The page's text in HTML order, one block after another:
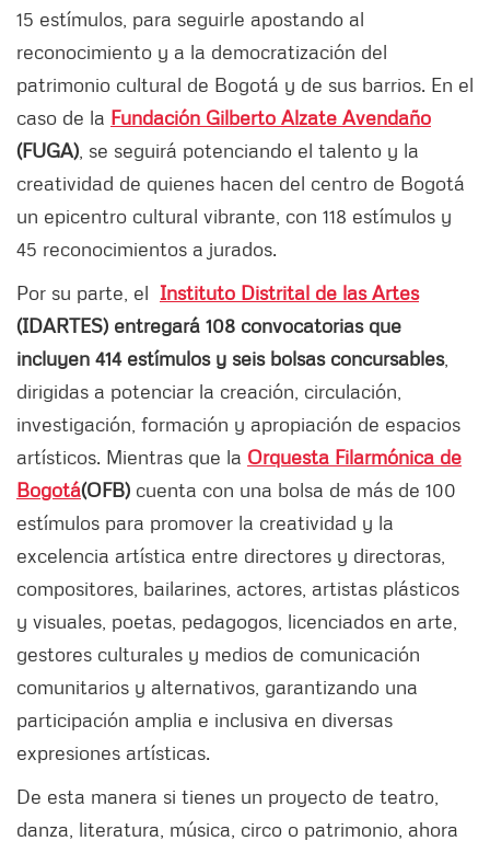
15 estímulos, para seguirle apostando al
reconocimiento y a la democratización del
patrimonio cultural de Bogotá y de sus barrios. En el
caso de la Fundación Gilberto Alzate Avendaño
(FUGA) , se seguirá potenciando el talento y la
creatividad de quienes hacen del centro de Bogotá
un epicentro cultural vibrante, con 118 estímulos y
45 reconocimientos a jurados.
Por su parte, el Instituto Distrital de las Artes
(IDARTES) entregará 108 convocatorias que
incluyen 414 estímulos y seis bolsas concursables,
dirigidas a potenciar la creación, circulación,
investigación, formación y apropiación de espacios
artísticos. Mientras que la Orquesta Filarmónica de
Bogotá(OFB) cuenta con una bolsa de más de 100
estímulos para promover la creatividad y la
excelencia artística entre directores y directoras,
compositores, bailarines, actores, artistas plásticos
y visuales, poetas, pedagogos, licenciados en arte,
gestores culturales y medios de comunicación
comunitarios y alternativos, garantizando una
participación amplia e inclusiva en diversas
expresiones artísticas.
De esta manera si tienes un proyecto de teatro,
danza, literatura, música, circo o patrimonio, ahora